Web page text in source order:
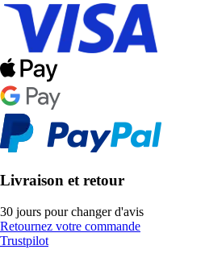
Livraison et retour
30 jours pour changer d'avis
Retournez votre commande
Trustpilot